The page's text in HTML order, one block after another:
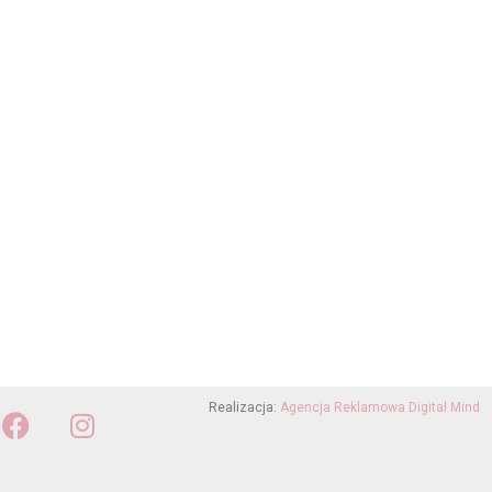
Realizacja: Agencja Reklamowa Digital Mind